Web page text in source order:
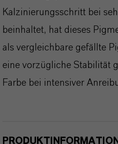
Kalzinierungsschritt bei
beinhaltet, hat dieses
als vergleichbare gefällte
eine vorzügliche Stabilität
Farbe bei intensiver